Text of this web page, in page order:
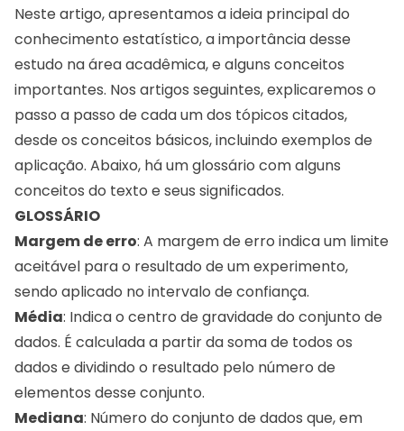
Neste artigo, apresentamos a ideia principal do
conhecimento estatístico, a importância desse
estudo na área acadêmica, e alguns conceitos
importantes. Nos artigos seguintes, explicaremos o
passo a passo de cada um dos tópicos citados,
desde os conceitos básicos, incluindo exemplos de
aplicação. Abaixo, há um glossário com alguns
conceitos do texto e seus significados.
GLOSSÁRIO
Margem de erro: A margem de erro indica um limite
aceitável para o resultado de um experimento,
sendo aplicado no intervalo de confiança.
Média: Indica o centro de gravidade do conjunto de
dados. É calculada a partir da soma de todos os
dados e dividindo o resultado pelo número de
elementos desse conjunto.
Mediana: Número do conjunto de dados que, em